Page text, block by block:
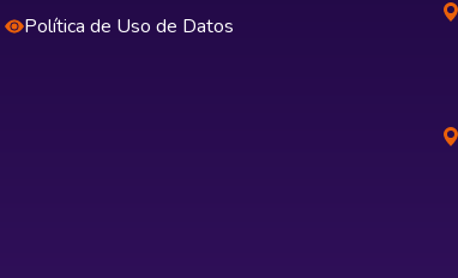
Política de Uso de Datos